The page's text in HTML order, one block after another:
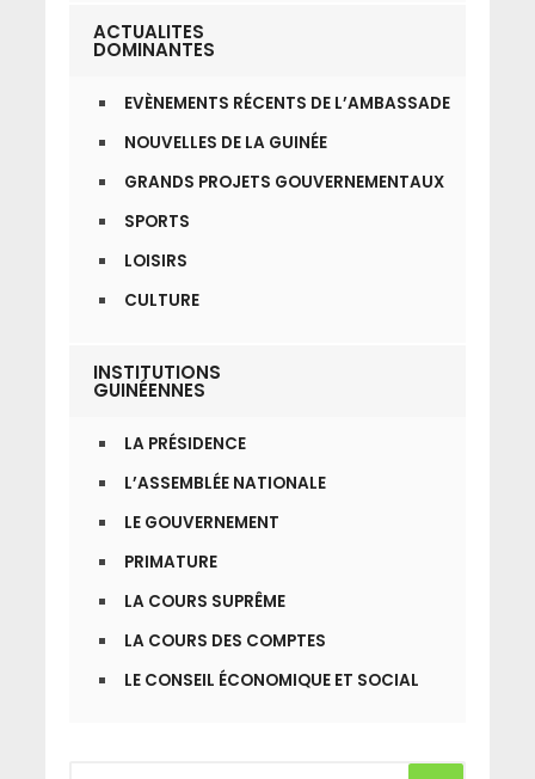
ACTUALITES
DOMINANTES
EVÈNEMENTS RÉCENTS DE L’AMBASSADE
NOUVELLES DE LA GUINÉE
GRANDS PROJETS GOUVERNEMENTAUX
SPORTS
LOISIRS
CULTURE
INSTITUTIONS
GUINÉENNES
LA PRÉSIDENCE
L’ASSEMBLÉE NATIONALE
LE GOUVERNEMENT
PRIMATURE
LA COURS SUPRÊME
LA COURS DES COMPTES
LE CONSEIL ÉCONOMIQUE ET SOCIAL